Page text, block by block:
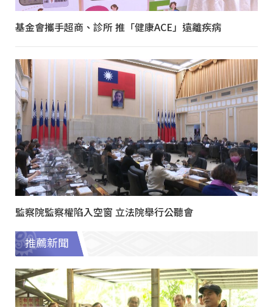
基金會攜手超商、診所 推「健康ACE」遠離疾病
監察院監察權陷入空窗 立法院舉行公聽會
推薦新聞